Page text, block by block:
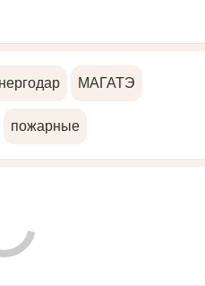
МАГАТЭ
пожарные